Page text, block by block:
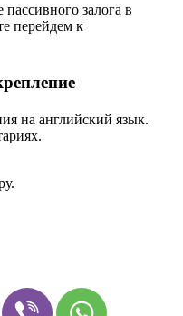
залога в
перейдем к
на английский язык.